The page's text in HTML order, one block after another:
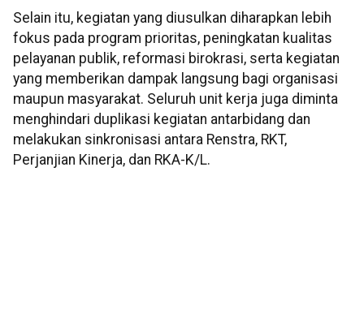
Selain itu, kegiatan yang diusulkan diharapkan lebih
fokus pada program prioritas, peningkatan kualitas
pelayanan publik, reformasi birokrasi, serta kegiatan
yang memberikan dampak langsung bagi organisasi
maupun masyarakat. Seluruh unit kerja juga diminta
menghindari duplikasi kegiatan antarbidang dan
melakukan sinkronisasi antara Renstra, RKT,
Perjanjian Kinerja, dan RKA-K/L.